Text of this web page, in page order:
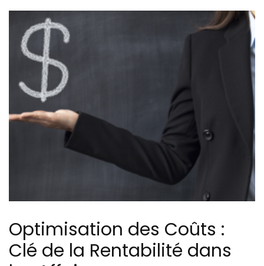
Optimisation des Coûts :
Clé de la Rentabilité dans